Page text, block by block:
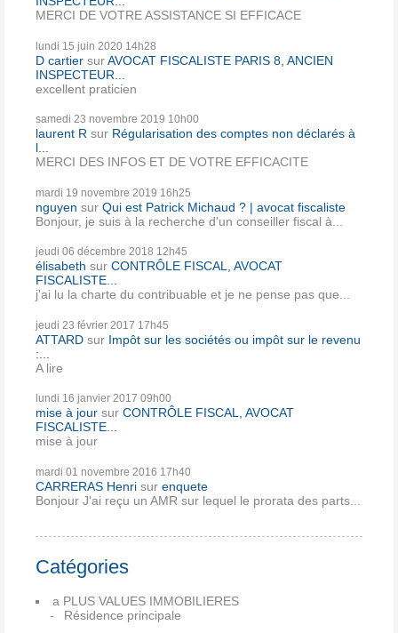
MERCI DE VOTRE ASSISTANCE SI EFFICACE
lundi 15 juin 2020 14h28
D cartier surAVOCAT FISCALISTE PARIS 8, ANCIEN
INSPECTEUR...
excellent praticien
samedi 23 novembre 2019 10h00
laurent R sur Régularisation des comptes non déclarés à
l...
MERCI DES INFOS ET DE VOTRE EFFICACITE
mardi 19 novembre 2019 16h25
nguyen sur Qui est Patrick Michaud ? | avocat fiscaliste
Bonjour, je suis à la recherche d'un conseiller fiscal à...
jeudi 06 décembre 2018 12h45
élisabeth sur CONTRÔLE FISCAL, AVOCAT
FISCALISTE...
j'ai lu la charte du contribuable et je ne pense pas que...
jeudi 23 février 2017 17h45
ATTARD sur Impôt sur les sociétés ou impôt sur le revenu
:...
A lire
lundi 16 janvier 2017 09h00
mise à jour sur CONTRÔLE FISCAL, AVOCAT
FISCALISTE...
mise à jour
mardi 01 novembre 2016 17h40
CARRERAS Henri sur enquete
Bonjour J'ai reçu un AMR sur lequel le prorata des parts...
Catégories
a PLUS VALUES IMMOBILIERES
Résidence principale